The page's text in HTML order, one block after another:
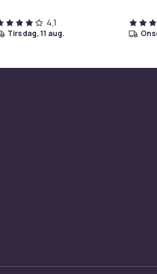
4,1
tirsdag, 11 aug.